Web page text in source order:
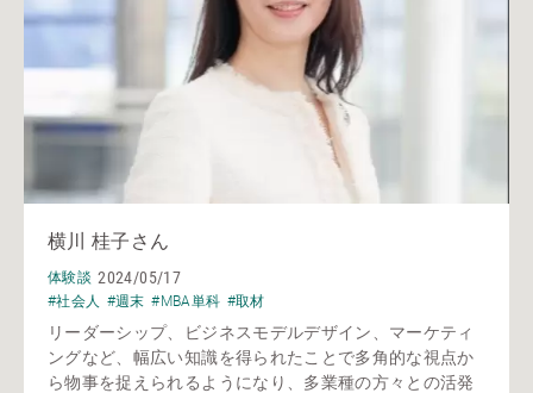
横川 桂子さん
体験談 2024/05/17
#社会人 #週末 #MBA単科 #取材
リーダーシップ、ビジネスモデルデザイン、マーケティ
ングなど、幅広い知識を得られたことで多角的な視点か
ら物事を捉えられるようになり、多業種の方々との活発